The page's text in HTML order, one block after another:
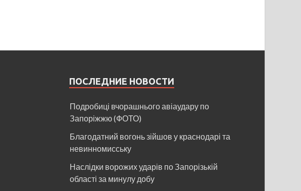
ПОСЛЕДНИЕ НОВОСТИ
Подробиці вчорашнього авіаудару по
Запоріжжю (ФОТО)
Благодатний вогонь зійшов у краснодарі та
невинномисську
Наслідки ворожих ударів по Запорізькій
області за минулу добу